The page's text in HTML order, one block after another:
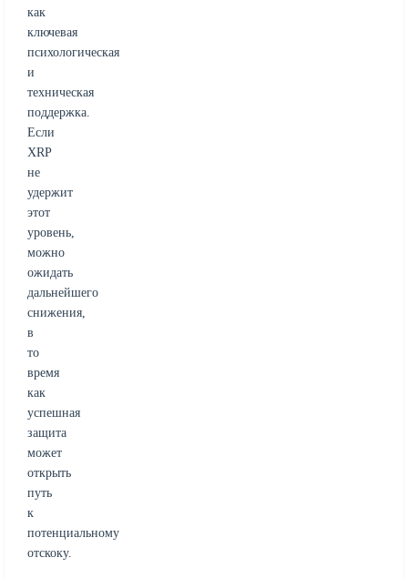
как
ключевая
психологическая
и
техническая
поддержка.
Если
XRP
не
удержит
этот
уровень,
можно
ожидать
дальнейшего
снижения,
в
то
время
как
успешная
защита
может
открыть
путь
к
потенциальному
отскоку.